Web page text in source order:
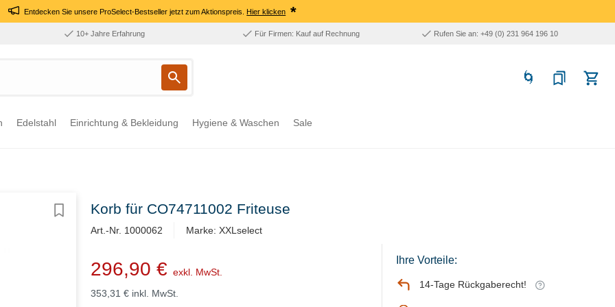
Entdecken Sie unsere ProSelect-Bestseller jetzt zum Aktionspreis.Hier klicken *
10+ Jahre Erfahrung Für Firmen: Kauf auf Rechnung Rufen Sie an: +49 (0) 231 964 196 10
Edelstahl Einrichtung & Bekleidung Hygiene & Waschen Sale
Korb für CO74711002 Friteuse
Art.-Nr. 1000062 Marke: XXLselect
296,90 € exkl. MwSt.
353,31 € inkl. MwSt.
Ihre Vorteile:
14-Tage Rückgaberecht!